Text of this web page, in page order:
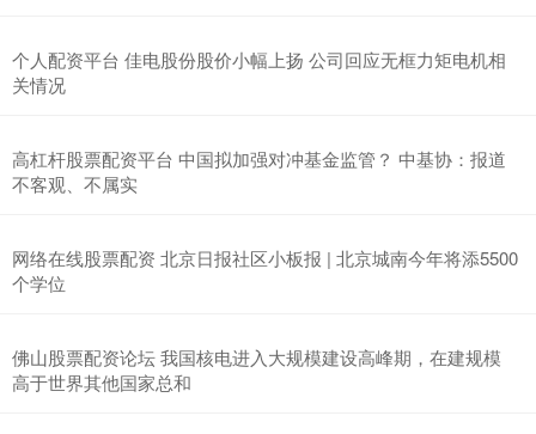
个人配资平台 佳电股份股价小幅上扬 公司回应无框力矩电机相
关情况
高杠杆股票配资平台 中国拟加强对冲基金监管？ 中基协：报道
不客观、不属实
网络在线股票配资 北京日报社区小板报 | 北京城南今年将添5500
个学位
佛山股票配资论坛 我国核电进入大规模建设高峰期，在建规模
高于世界其他国家总和